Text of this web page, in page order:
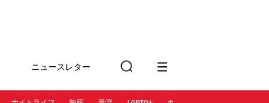
ニュースレター
に登録
索